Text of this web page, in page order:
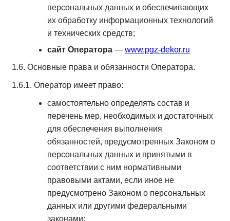
персональных данных и обеспечивающих
их обработку информационных технологий
и технических средств;
сайт Оператора— www.pgz-dekor.ru
1.6. Основные права и обязанности Оператора.
1.6.1. Оператор имеет право:
самостоятельно определять состав и
перечень мер, необходимых и достаточных
для обеспечения выполнения
обязанностей, предусмотренных Законом о
персональных данных и принятыми в
соответствии с ним нормативными
правовыми актами, если иное не
предусмотрено Законом о персональных
данных или другими федеральными
законами;